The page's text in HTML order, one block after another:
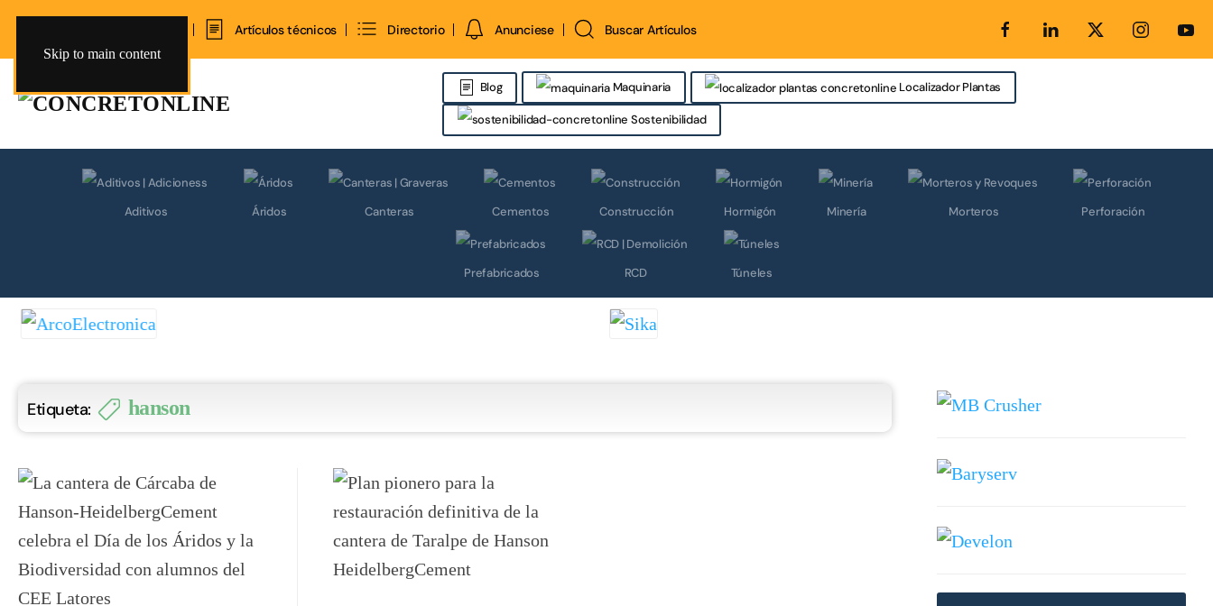
Skip to main content
Artículos técnicos Directorio Anunciese Buscar Artículos
Blog Maquinaria Localizador Plantas
Sostenibilidad
Aditivos Áridos Canteras Cementos Construcción Hormigón Minería Morteros Perforación
Prefabricados RCD Túneles
Etiqueta: hanson